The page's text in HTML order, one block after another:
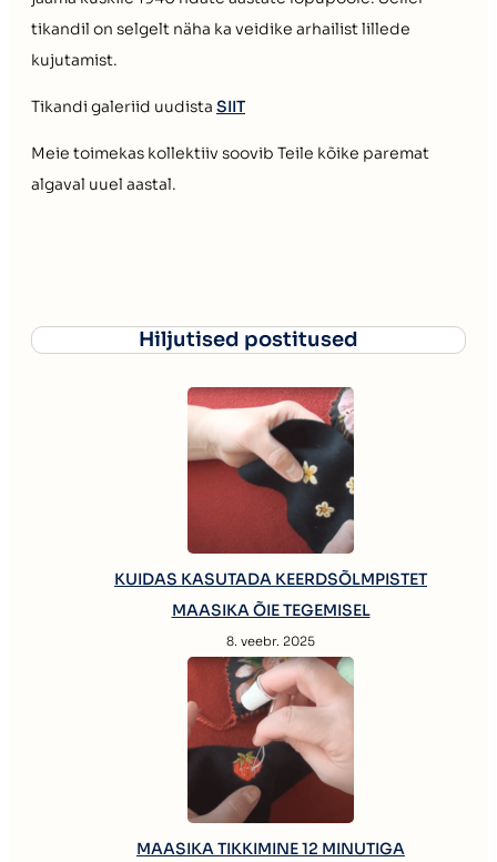
tikandil on selgelt näha ka veidike arhailist lillede
kujutamist.
Tikandi galeriid uudista SIIT
Meie toimekas kollektiiv soovib Teile kõike paremat
algaval uuel aastal.
Hiljutised postitused
KUIDAS KASUTADA KEERDSÕLMPISTET
MAASIKA ÕIE TEGEMISEL
8. veebr. 2025
MAASIKA TIKKIMINE 12 MINUTIGA